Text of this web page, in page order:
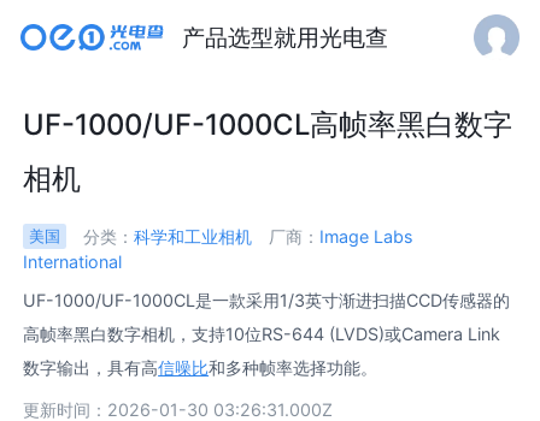
产品选型就用光电查
UF-1000/UF-1000CL高帧率黑白数字
相机
美国 分类： 科学和工业相机 厂商： Image Labs
International
UF-1000/UF-1000CL是一款采用1/3英寸渐进扫描CCD传感器的
高帧率黑白数字相机，支持10位RS-644 (LVDS)或Camera Link
数字输出，具有高信噪比和多种帧率选择功能。
更新时间：2026-01-30 03:26:31.000Z